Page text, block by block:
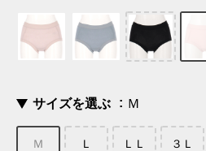
サイズを選ぶ Ｍ
Ｍ Ｌ ＬＬ ３Ｌ